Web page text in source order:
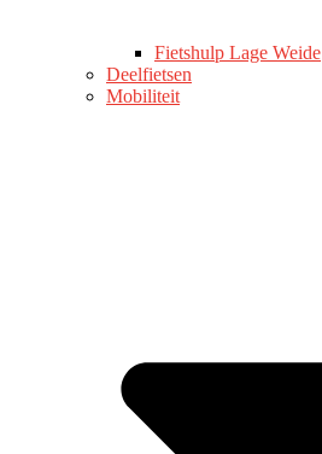
Fietshulp Lage Weide
Deelfietsen
Mobiliteit